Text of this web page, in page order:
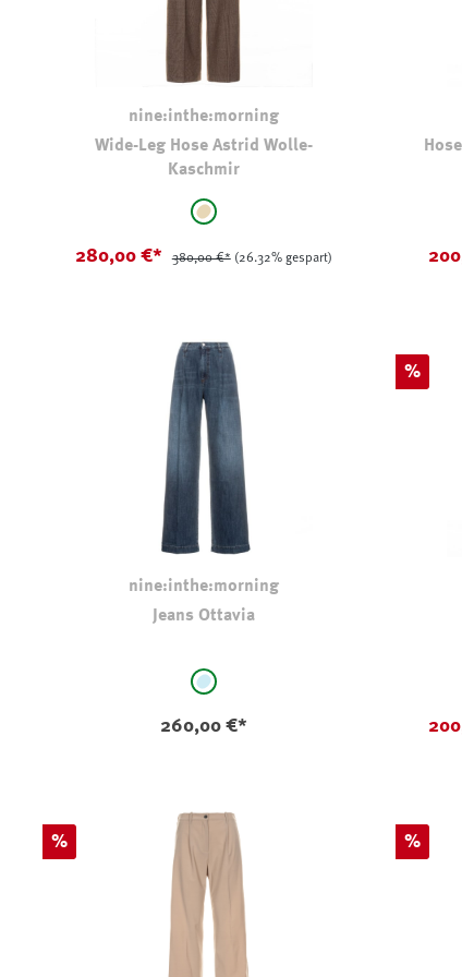
nine:inthe:morning
Wide-Leg Hose Astrid Wolle-
Kaschmir
auswählenbeige - kariert
280,00 €* 380,00 €* (26.32% gespart)
nine:inthe:morning
Jeans Ottavia
auswählenstone-washed
260,00 €*
Rabatt
%
Rabatt
% Rabatt
%